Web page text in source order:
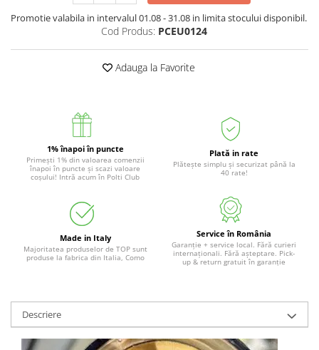
Promotie valabila in intervalul 01.08 - 31.08 in limita stocului disponibil.
Cod Produs: PCEU0124
Adauga la Favorite
1% înapoi în puncte
Primești 1% din valoarea comenzii
înapoi în puncte și scazi valoare
coșului! Intră acum în Polti Club
Plată in rate
Plătește simplu și securizat până la
40 rate!
Made in Italy
Majoritatea produselor de TOP sunt
produse la fabrica din Italia, Como
Service în România
Garanție + service local. Fără curieri
internaționali. Fără așteptare. Pick-
up & return gratuit în garanție
Descriere